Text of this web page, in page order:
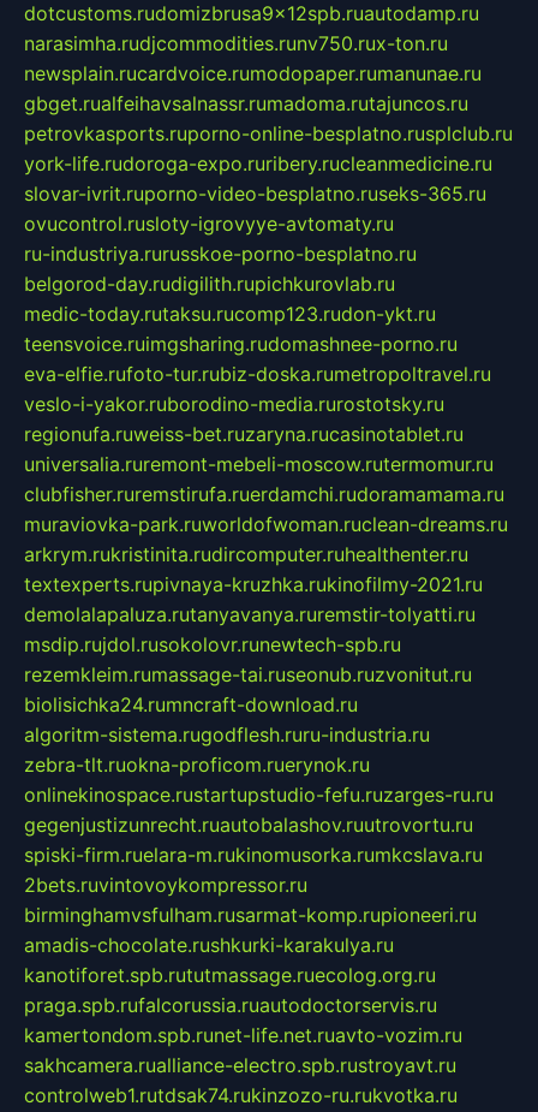
dotcustoms.rudomizbrusa9x12spb.ruautodamp.ru
narasimha.rudjcommodities.runv750.rux-ton.ru
newsplain.rucardvoice.rumodopaper.rumanunae.ru
gbget.rualfeihavsalnassr.rumadoma.rutajuncos.ru
petrovkasports.ruporno-online-besplatno.rusplclub.ru
york-life.rudoroga-expo.ruribery.rucleanmedicine.ru
slovar-ivrit.ruporno-video-besplatno.ruseks-365.ru
ovucontrol.rusloty-igrovyye-avtomaty.ru
ru-industriya.rurusskoe-porno-besplatno.ru
belgorod-day.rudigilith.rupichkurovlab.ru
medic-today.rutaksu.rucomp123.rudon-ykt.ru
teensvoice.ruimgsharing.rudomashnee-porno.ru
eva-elfie.rufoto-tur.rubiz-doska.rumetropoltravel.ru
veslo-i-yakor.ruborodino-media.rurostotsky.ru
regionufa.ruweiss-bet.ruzaryna.rucasinotablet.ru
universalia.ruremont-mebeli-moscow.rutermomur.ru
clubfisher.ruremstirufa.ruerdamchi.rudoramamama.ru
muraviovka-park.ruworldofwoman.ruclean-dreams.ru
arkrym.rukristinita.rudircomputer.ruhealthenter.ru
textexperts.rupivnaya-kruzhka.rukinofilmy-2021.ru
demolalapaluza.rutanyavanya.ruremstir-tolyatti.ru
msdip.rujdol.rusokolovr.runewtech-spb.ru
rezemkleim.rumassage-tai.ruseonub.ruzvonitut.ru
biolisichka24.rumncraft-download.ru
algoritm-sistema.rugodflesh.ruru-industria.ru
zebra-tlt.ruokna-proficom.ruerynok.ru
onlinekinospace.rustartupstudio-fefu.ruzarges-ru.ru
gegenjustizunrecht.ruautobalashov.ruutrovortu.ru
spiski-firm.ruelara-m.rukinomusorka.rumkcslava.ru
2bets.ruvintovoykompressor.ru
birminghamvsfulham.rusarmat-komp.rupioneeri.ru
amadis-chocolate.rushkurki-karakulya.ru
kanotiforet.spb.rututmassage.ruecolog.org.ru
praga.spb.rufalcorussia.ruautodoctorservis.ru
kamertondom.spb.runet-life.net.ruavto-vozim.ru
sakhcamera.rualliance-electro.spb.rustroyavt.ru
controlweb1.rutdsak74.rukinzozo-ru.rukvotka.ru